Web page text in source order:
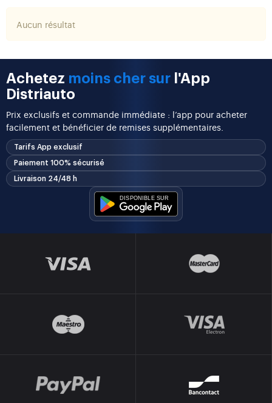
Aucun résultat
Achetez moins cher sur l'App
Distriauto
Prix exclusifs et commande immédiate : l’app pour acheter
facilement et bénéficier de remises supplémentaires.
Tarifs App exclusif
Paiement 100% sécurisé
Livraison 24/48 h